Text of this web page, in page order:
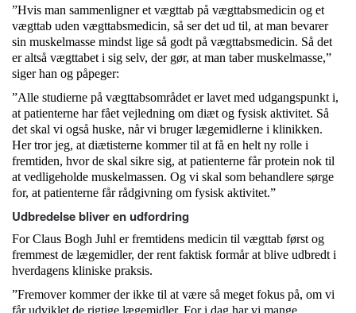
”Hvis man sammenligner et vægttab på vægttabsmedicin og et
vægttab uden vægttabsmedicin, så ser det ud til, at man bevarer
sin muskelmasse mindst lige så godt på vægttabsmedicin. Så det
er altså vægttabet i sig selv, der gør, at man taber muskelmasse,”
siger han og påpeger:
”Alle studierne på vægttabsområdet er lavet med udgangspunkt i,
at patienterne har fået vejledning om diæt og fysisk aktivitet. Så
det skal vi også huske, når vi bruger lægemidlerne i klinikken.
Her tror jeg, at diætisterne kommer til at få en helt ny rolle i
fremtiden, hvor de skal sikre sig, at patienterne får protein nok til
at vedligeholde muskelmassen. Og vi skal som behandlere sørge
for, at patienterne får rådgivning om fysisk aktivitet.”
Udbredelse bliver en udfordring
For Claus Bogh Juhl er fremtidens medicin til vægttab først og
fremmest de lægemidler, der rent faktisk formår at blive udbredt i
hverdagens kliniske praksis.
”Fremover kommer der ikke til at være så meget fokus på, om vi